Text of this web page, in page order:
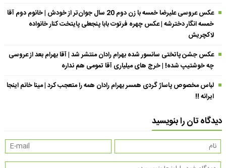
عکس عروسی علیرضا خمسه با زن دوم 20 سال جوان‌تر از خودش | خانوم دوم آقا
خمسه انگار دخترشه | عکس چهره فرتوت بابا پنجعلی پایتخت کنار خانواده
لاکچریش
عکس جشن پاتختی سانسور شده بهرام رادان منتشر شد | آقا بهرام بعد از عروسی
چه خوشتیپ شده! | خرج های میلیاری آقا تمومی هم نداره
لباس مخصوص پاساژ گردی همسر بهرام رادان همه را متعجب کرد | مینا خانم اینجا
ایرانه !!
دیدگاه تان را بنویسید